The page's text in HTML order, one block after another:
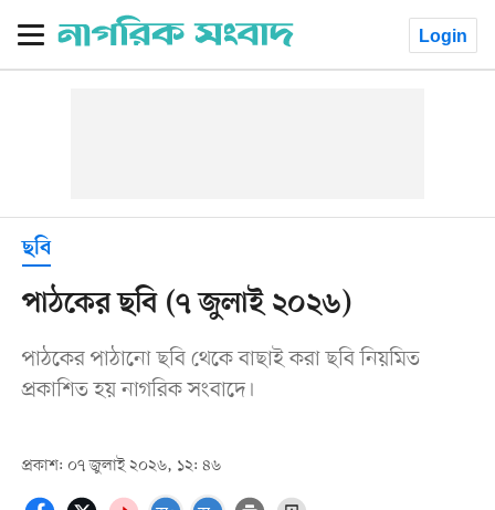
Login
ছবি
পাঠকের ছবি (৭ জুলাই ২০২৬)
পাঠকের পাঠানো ছবি থেকে বাছাই করা ছবি নিয়মিত
প্রকাশিত হয় নাগরিক সংবাদে।
প্রকাশ: ০৭ জুলাই ২০২৬, ১২: ৪৬